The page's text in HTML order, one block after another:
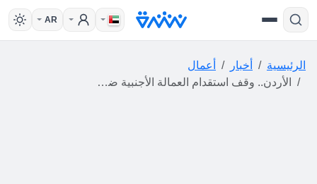
AR
الرئيسية أخبار
أعمال
الأردن.. وقف استقدام العمالة الأجنبية ضمن مراجعة دورية لاحتياجات سوق العمل